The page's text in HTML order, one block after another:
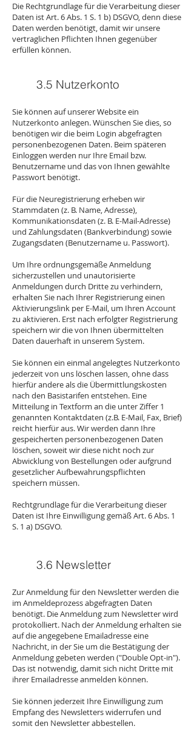
Die Rechtgrundlage für die Verarbeitung dieser
Daten ist Art. 6 Abs. 1 S. 1 b) DSGVO, denn diese
Daten werden benötigt, damit wir unsere
vertraglichen Pflichten Ihnen gegenüber
erfüllen können.
3.5 Nutzerkonto
Sie können auf unserer Website ein
Nutzerkonto anlegen. Wünschen Sie dies, so
benötigen wir die beim Login abgefragten
personenbezogenen Daten. Beim späteren
Einloggen werden nur Ihre Email bzw.
Benutzername und das von Ihnen gewählte
Passwort benötigt.
Für die Neuregistrierung erheben wir
Stammdaten (z. B. Name, Adresse),
Kommunikationsdaten (z. B. E-Mail-Adresse)
und Zahlungsdaten (Bankverbindung) sowie
Zugangsdaten (Benutzername u. Passwort).
Um Ihre ordnungsgemäße Anmeldung
sicherzustellen und unautorisierte
Anmeldungen durch Dritte zu verhindern,
erhalten Sie nach Ihrer Registrierung einen
Aktivierungslink per E-Mail, um Ihren Account
zu aktivieren. Erst nach erfolgter Registrierung
speichern wir die von Ihnen übermittelten
Daten dauerhaft in unserem System.
Sie können ein einmal angelegtes Nutzerkonto
jederzeit von uns löschen lassen, ohne dass
hierfür andere als die Übermittlungskosten
nach den Basistarifen entstehen. Eine
Mitteilung in Textform an die unter Ziffer 1
genannten Kontaktdaten (z.B. E-Mail, Fax, Brief)
reicht hierfür aus. Wir werden dann Ihre
gespeicherten personenbezogenen Daten
löschen, soweit wir diese nicht noch zur
Abwicklung von Bestellungen oder aufgrund
gesetzlicher Aufbewahrungspflichten
speichern müssen.
Rechtgrundlage für die Verarbeitung dieser
Daten ist Ihre Einwilligung gemäß Art. 6 Abs. 1
S. 1 a) DSGVO.
3.6 Newsletter
Zur Anmeldung für den Newsletter werden die
im Anmeldeprozess abgefragten Daten
benötigt. Die Anmeldung zum Newsletter wird
protokolliert. Nach der Anmeldung erhalten sie
auf die angegebene Emailadresse eine
Nachricht, in der Sie um die Bestätigung der
Anmeldung gebeten werden ("Double Opt-in").
Das ist notwendig, damit sich nicht Dritte mit
ihrer Emailadresse anmelden können.
Sie können jederzeit Ihre Einwilligung zum
Empfang des Newsletters widerrufen und
somit den Newsletter abbestellen.